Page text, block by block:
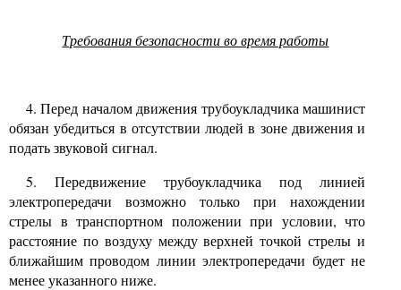
Требования безопасности во время работы
4. Перед началом движения трубоукладчика машинист
обязан убедиться в отсутствии людей в зоне движения и
подать звуковой сигнал.
5. Передвижение трубоукладчика под линией
электропередачи возможно только при нахождении
стрелы в транспортном положении при условии, что
расстояние по воздуху между верхней точкой стрелы и
ближайшим проводом линии электропередачи будет не
менее указанного ниже.